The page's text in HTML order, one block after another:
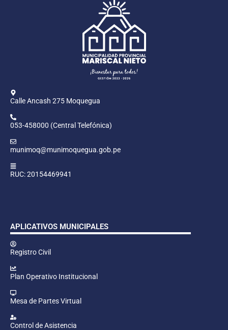
Calle Ancash 275 Moquegua
053-458000 (Central Telefónica)
munimoq@munimoquegua.gob.pe
RUC: 20154469941
APLICATIVOS MUNICIPALES
Registro Civil
Plan Operativo Institucional
Mesa de Partes Virtual
Control de Asistencia